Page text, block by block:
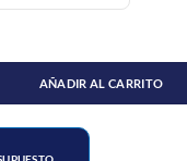
BLAZER cantidad
AÑADIR AL CARRITO